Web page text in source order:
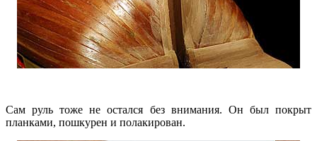
Сам руль тоже не остался без внимания. Он был покрыт
планками, пошкурен и полакирован.